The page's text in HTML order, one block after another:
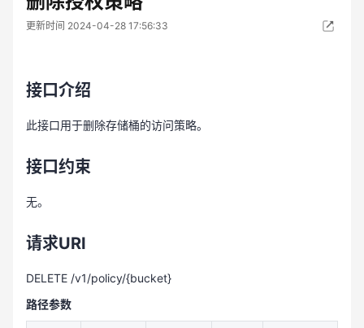
更新时间 2024-04-28 17:56:33
接口介绍
此接口用于删除存储桶的访问策略。
接口约束
无。
请求URI
DELETE /v1/policy/{bucket}
路径参数